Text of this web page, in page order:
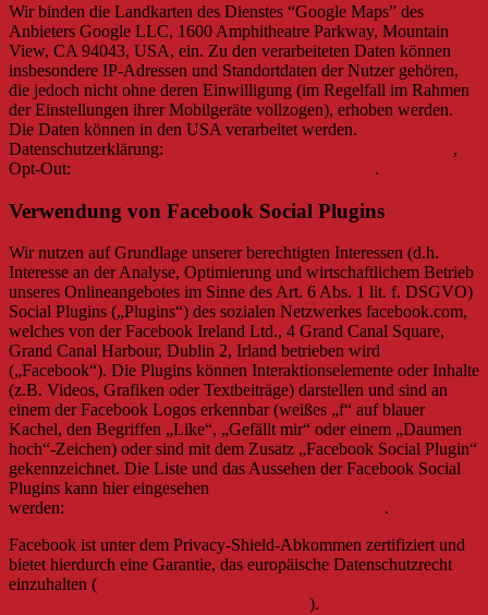
Wir binden die Landkarten des Dienstes “Google Maps” des
Anbieters Google LLC, 1600 Amphitheatre Parkway, Mountain
View, CA 94043, USA, ein. Zu den verarbeiteten Daten können
insbesondere IP-Adressen und Standortdaten der Nutzer gehören,
die jedoch nicht ohne deren Einwilligung (im Regelfall im Rahmen
der Einstellungen ihrer Mobilgeräte vollzogen), erhoben werden.
Die Daten können in den USA verarbeitet werden.
Datenschutzerklärung:
,
Opt-Out:
.
Verwendung von Facebook Social Plugins
Wir nutzen auf Grundlage unserer berechtigten Interessen (d.h.
Interesse an der Analyse, Optimierung und wirtschaftlichem Betrieb
unseres Onlineangebotes im Sinne des Art. 6 Abs. 1 lit. f. DSGVO)
Social Plugins („Plugins“) des sozialen Netzwerkes facebook.com,
welches von der Facebook Ireland Ltd., 4 Grand Canal Square,
Grand Canal Harbour, Dublin 2, Irland betrieben wird
(„Facebook“). Die Plugins können Interaktionselemente oder Inhalte
(z.B. Videos, Grafiken oder Textbeiträge) darstellen und sind an
einem der Facebook Logos erkennbar (weißes „f“ auf blauer
Kachel, den Begriffen „Like“, „Gefällt mir“ oder einem „Daumen
hoch“-Zeichen) oder sind mit dem Zusatz „Facebook Social Plugin“
gekennzeichnet. Die Liste und das Aussehen der Facebook Social
Plugins kann hier eingesehen
werden:
.
Facebook ist unter dem Privacy-Shield-Abkommen zertifiziert und
bietet hierdurch eine Garantie, das europäische Datenschutzrecht
einzuhalten (
).